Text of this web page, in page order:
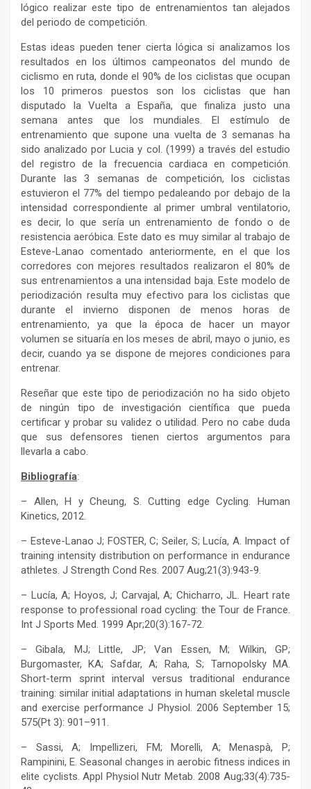
lógico realizar este tipo de entrenamientos tan alejados
del periodo de competición.
Estas ideas pueden tener cierta lógica si analizamos los
resultados en los últimos campeonatos del mundo de
ciclismo en ruta, donde el 90% de los ciclistas que ocupan
los 10 primeros puestos son los ciclistas que han
disputado la Vuelta a España, que finaliza justo una
semana antes que los mundiales. El estímulo de
entrenamiento que supone una vuelta de 3 semanas ha
sido analizado por Lucia y col. (1999) a través del estudio
del registro de la frecuencia cardiaca en competición.
Durante las 3 semanas de competición, los ciclistas
estuvieron el 77% del tiempo pedaleando por debajo de la
intensidad correspondiente al primer umbral ventilatorio,
es decir, lo que sería un entrenamiento de fondo o de
resistencia aeróbica. Este dato es muy similar al trabajo de
Esteve-Lanao comentado anteriormente, en el que los
corredores con mejores resultados realizaron el 80% de
sus entrenamientos a una intensidad baja. Este modelo de
periodización resulta muy efectivo para los ciclistas que
durante el invierno disponen de menos horas de
entrenamiento, ya que la época de hacer un mayor
volumen se situaría en los meses de abril, mayo o junio, es
decir, cuando ya se dispone de mejores condiciones para
entrenar.
Reseñar que este tipo de periodización no ha sido objeto
de ningún tipo de investigación científica que pueda
certificar y probar su validez o utilidad. Pero no cabe duda
que sus defensores tienen ciertos argumentos para
llevarla a cabo.
Bibliografía:
– Allen, H y Cheung, S. Cutting edge Cycling. Human
Kinetics, 2012.
– Esteve-Lanao J; FOSTER, C; Seiler, S; Lucía, A. Impact of
training intensity distribution on performance in endurance
athletes. J Strength Cond Res. 2007 Aug;21(3):943-9.
– Lucía, A; Hoyos, J; Carvajal, A; Chicharro, JL. Heart rate
response to professional road cycling: the Tour de France.
Int J Sports Med. 1999 Apr;20(3):167-72.
– Gibala, MJ; Little, JP; Van Essen, M; Wilkin, GP;
Burgomaster, KA; Safdar, A; Raha, S; Tarnopolsky MA.
Short-term sprint interval versus traditional endurance
training: similar initial adaptations in human skeletal muscle
and exercise performance J Physiol. 2006 September 15;
575(Pt 3): 901–911.
– Sassi, A; Impellizeri, FM; Morelli, A; Menaspà, P;
Rampinini, E. Seasonal changes in aerobic fitness indices in
elite cyclists. Appl Physiol Nutr Metab. 2008 Aug;33(4):735-